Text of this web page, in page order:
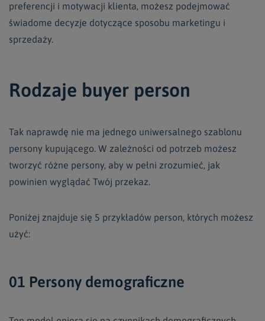
preferencji i motywacji klienta, możesz podejmować
świadome decyzje dotyczące sposobu marketingu i
sprzedaży.
Rodzaje buyer person
Tak naprawdę nie ma jednego uniwersalnego szablonu
persony kupującego. W zależności od potrzeb możesz
tworzyć różne persony, aby w pełni zrozumieć, jak
powinien wyglądać Twój przekaz.
Poniżej znajduje się 5 przykładów person, których możesz
użyć:
01 Persony demograficzne